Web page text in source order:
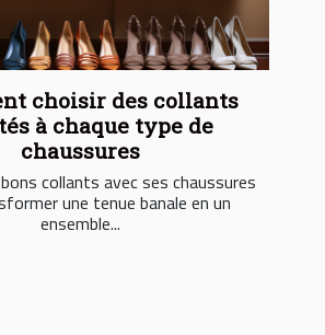
choisir des collants
à chaque type de
chaussures
collants avec ses chaussures
une tenue banale en un
ensemble...